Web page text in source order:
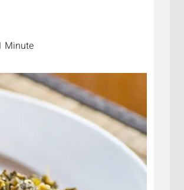
Minute